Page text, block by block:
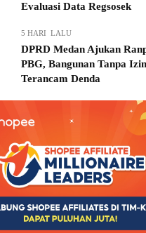
Evaluasi Data Regsosek
5 HARI LALU
DPRD Medan Ajukan
PBG, Bangunan Tanpa Izin
Terancam Denda